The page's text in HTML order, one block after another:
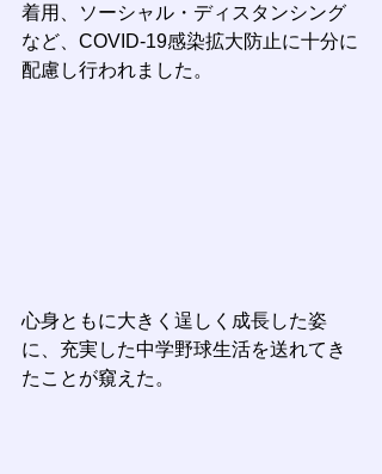
着用、ソーシャル・ディスタンシング
など、COVID-19感染拡大防止に十分に
配慮し行われました。
心身ともに大きく逞しく成長した姿
に、充実した中学野球生活を送れてき
たことが窺えた。